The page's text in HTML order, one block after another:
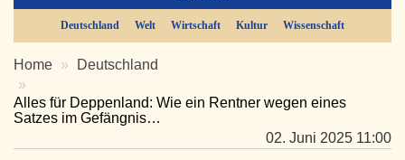
Deutschland Welt Wirtschaft Kultur Wissenschaft
Home Deutschland
Alles für Deppenland: Wie ein Rentner wegen eines
Satzes im Gefängnis…
02. Juni 2025 11:00